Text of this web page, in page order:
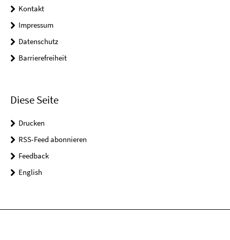
Kontakt
Impressum
Datenschutz
Barrierefreiheit
Diese Seite
Drucken
RSS-Feed abonnieren
Feedback
English